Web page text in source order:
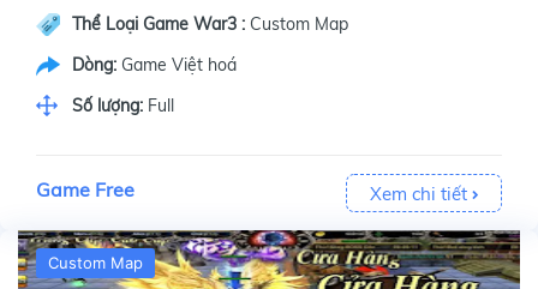
Thể Loại Game War3 : Custom Map
Dòng: Game Việt hoá
Số lượng: Full
Game Free Xem chi tiết
Custom Map